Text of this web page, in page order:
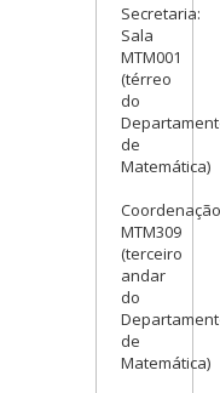
Secretaria:
Sala
MTM001
(térreo
do
de
Matemática)
MTM309
(terceiro
andar
do
de
Matemática)